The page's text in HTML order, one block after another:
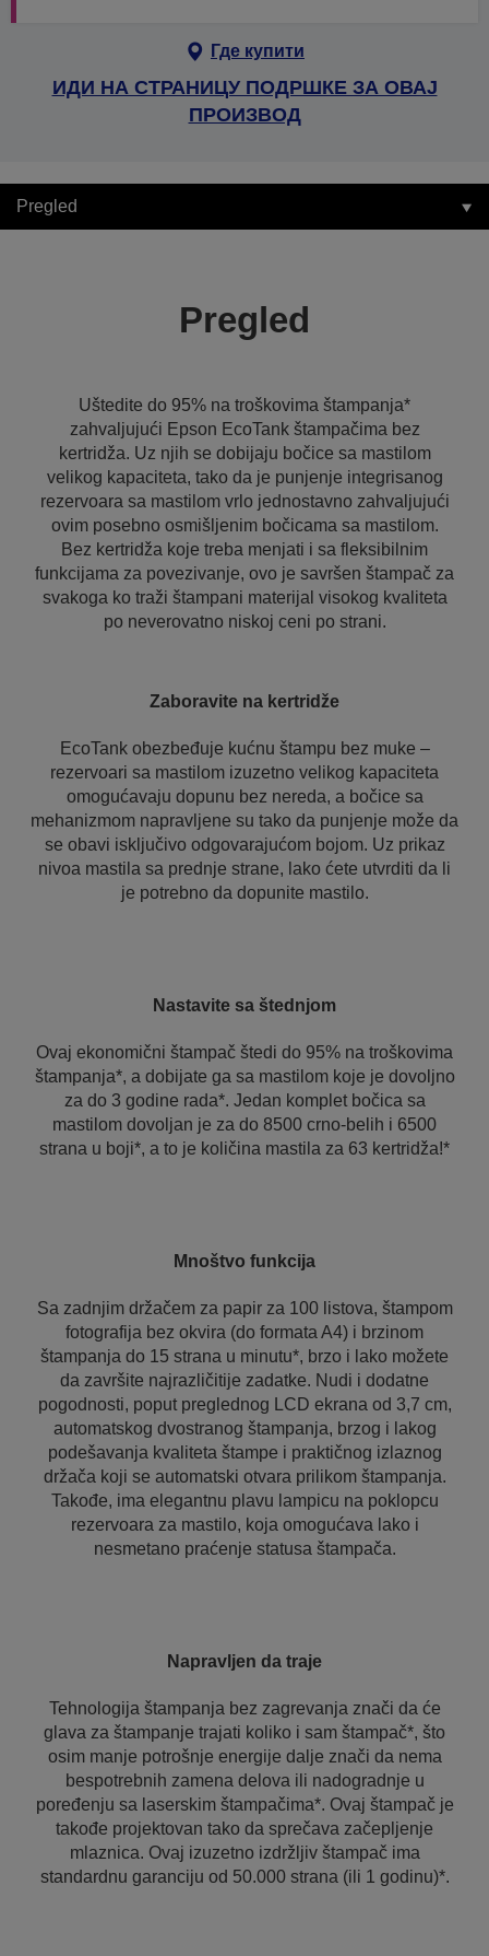
Где купити
ИДИ НА СТРАНИЦУ ПОДРШКЕ ЗА ОВАЈ
ПРОИЗВОД
Pregled
Pregled
Uštedite do 95% na troškovima štampanja*
zahvaljujući Epson EcoTank štampačima bez
kertridža. Uz njih se dobijaju bočice sa mastilom
velikog kapaciteta, tako da je punjenje integrisanog
rezervoara sa mastilom vrlo jednostavno zahvaljujući
ovim posebno osmišljenim bočicama sa mastilom.
Bez kertridža koje treba menjati i sa fleksibilnim
funkcijama za povezivanje, ovo je savršen štampač za
svakoga ko traži štampani materijal visokog kvaliteta
po neverovatno niskoj ceni po strani.
Zaboravite na kertridže
EcoTank obezbeđuje kućnu štampu bez muke –
rezervoari sa mastilom izuzetno velikog kapaciteta
omogućavaju dopunu bez nereda, a bočice sa
mehanizmom napravljene su tako da punjenje može da
se obavi isključivo odgovarajućom bojom. Uz prikaz
nivoa mastila sa prednje strane, lako ćete utvrditi da li
je potrebno da dopunite mastilo.
Nastavite sa štednjom
Ovaj ekonomični štampač štedi do 95% na troškovima
štampanja*, a dobijate ga sa mastilom koje je dovoljno
za do 3 godine rada*. Jedan komplet bočica sa
mastilom dovoljan je za do 8500 crno-belih i 6500
strana u boji*, a to je količina mastila za 63 kertridža!*
Mnoštvo funkcija
Sa zadnjim držačem za papir za 100 listova, štampom
fotografija bez okvira (do formata A4) i brzinom
štampanja do 15 strana u minutu*, brzo i lako možete
da završite najrazličitije zadatke. Nudi i dodatne
pogodnosti, poput preglednog LCD ekrana od 3,7 cm,
automatskog dvostranog štampanja, brzog i lakog
podešavanja kvaliteta štampe i praktičnog izlaznog
držača koji se automatski otvara prilikom štampanja.
Takođe, ima elegantnu plavu lampicu na poklopcu
rezervoara za mastilo, koja omogućava lako i
nesmetano praćenje statusa štampača.
Napravljen da traje
Tehnologija štampanja bez zagrevanja znači da će
glava za štampanje trajati koliko i sam štampač*, što
osim manje potrošnje energije dalje znači da nema
bespotrebnih zamena delova ili nadogradnje u
poređenju sa laserskim štampačima*. Ovaj štampač je
takođe projektovan tako da sprečava začepljenje
mlaznica. Ovaj izuzetno izdržljiv štampač ima
standardnu garanciju od 50.000 strana (ili 1 godinu)*.